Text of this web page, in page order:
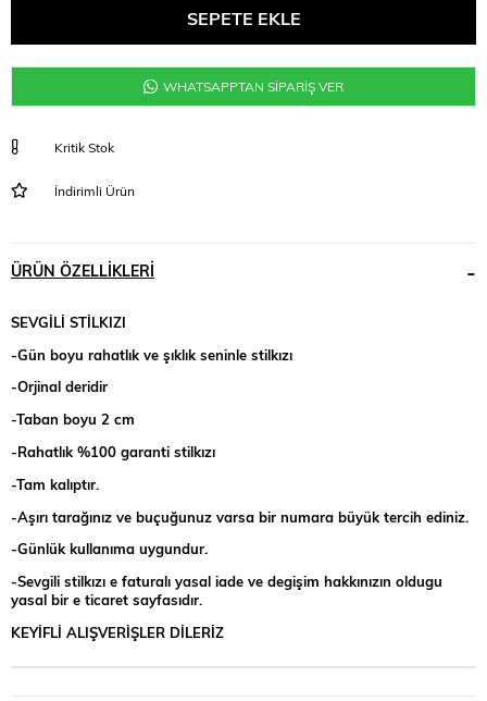
WHATSAPPTAN SİPARİŞ VER
Kritik Stok
İndirimli Ürün
ÜRÜN ÖZELLIKLERI
SEVGİLİ STİLKIZI
-Gün boyu rahatlık ve şıklık seninle stilkızı
-Orjinal deridir
-Taban boyu 2 cm
-Rahatlık %100 garanti stilkızı
-Tam kalıptır.
-Aşırı tarağınız ve buçuğunuz varsa bir numara büyük tercih ediniz.
-Günlük kullanıma uygundur.
-Sevgili stilkızı e faturalı yasal iade ve degişim hakkınızın oldugu
yasal bir e ticaret sayfasıdır.
KEYİFLİ ALIŞVERİŞLER DİLERİZ